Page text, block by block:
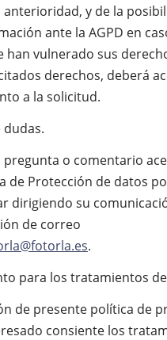
anterioridad, y de la
ante la AGPD en
han vulnerado sus
derechos, deberá
a la solicitud.
dudas.
o comentario
de Protección de datos
dirigiendo su
de correo
.
para los tratamientos
de presente política de
consiente los